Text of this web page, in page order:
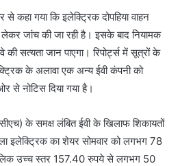
कहा गया कि इलेक्ट्रिक दोपहिया वाहन
जांच की जा रही है। इसके बाद नियामक
सत्यता जान पाएगा। रिपोर्ट्स में सूत्रों के
के अलावा एक अन्य ईवी कंपनी को
से नोटिस दिया गया है।
के समक्ष लंबित ईवी के खिलाफ शिकायतों
इलेक्ट्रिक का शेयर सोमवार को लगभग 78
उच्च स्तर 157.40 रुपये से लगभग 50